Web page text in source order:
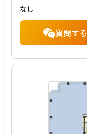
なし
質問する